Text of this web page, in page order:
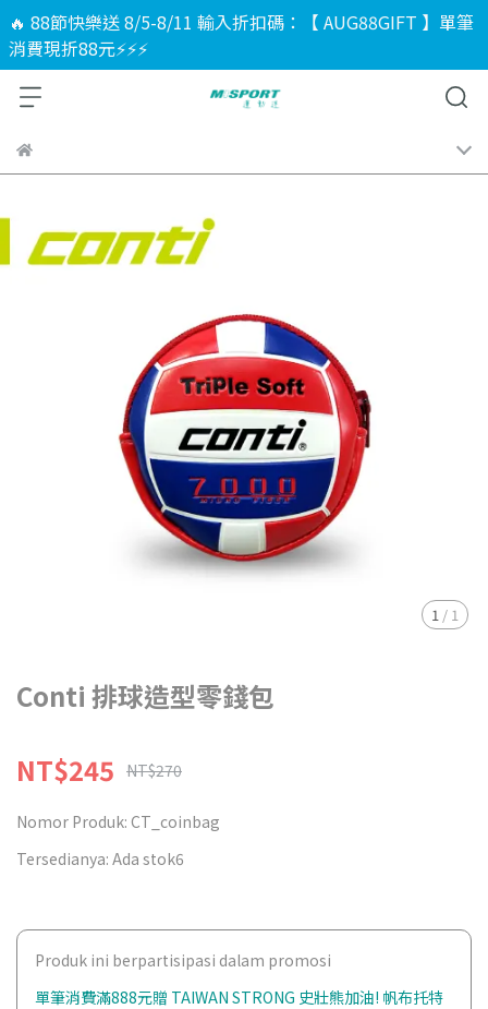
🔥 88節快樂送 8/5-8/11 輸入折扣碼：【 AUG88GIFT 】單筆
消費現折88元⚡⚡⚡
1 / 1
Conti 排球造型零錢包
NT$245 NT$270
Nomor Produk: CT_coinbag
Tersedianya: Ada stok6
Produk ini berpartisipasi dalam promosi
單筆消費滿888元贈 TAIWAN STRONG 史壯熊加油! 帆布托特